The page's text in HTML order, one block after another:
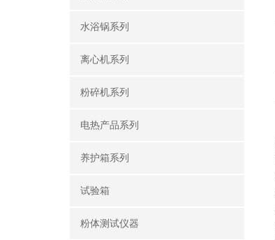
水浴锅系列
离心机系列
粉碎机系列
电热产品系列
养护箱系列
试验箱
粉体测试仪器